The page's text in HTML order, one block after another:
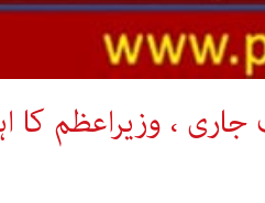
، وزیراعظم کا